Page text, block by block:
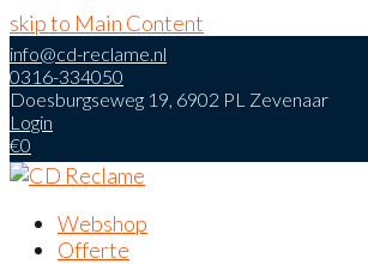
skip to Main Content
info@cd-reclame.nl
0316-334050
Doesburgseweg 19, 6902 PL Zevenaar
Login
€0
Webshop
Offerte